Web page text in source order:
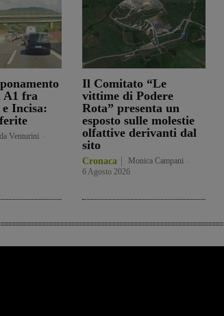
A1 fra
Incisa:
Venturini
Il Comitato “Le
vittime di Podere
Rota” presenta un
esposto sulle molestie
olfattive derivanti dal
sito
Cronaca Monica Campani
6 Agosto 2026